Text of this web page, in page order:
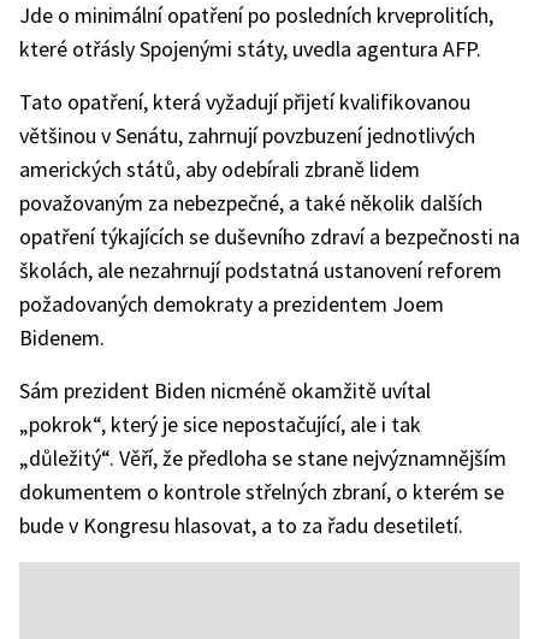
Jde o minimální opatření po posledních krveprolitích,
které otřásly Spojenými státy, uvedla agentura AFP.
Tato opatření, která vyžadují přijetí kvalifikovanou
většinou v Senátu, zahrnují povzbuzení jednotlivých
amerických států, aby odebírali zbraně lidem
považovaným za nebezpečné, a také několik dalších
opatření týkajících se duševního zdraví a bezpečnosti na
školách, ale nezahrnují podstatná ustanovení reforem
požadovaných demokraty a prezidentem Joem
Bidenem.
Sám prezident Biden nicméně okamžitě uvítal
„pokrok“, který je sice nepostačující, ale i tak
„důležitý“. Věří, že předloha se stane nejvýznamnějším
dokumentem o kontrole střelných zbraní, o kterém se
bude v Kongresu hlasovat, a to za řadu desetiletí.